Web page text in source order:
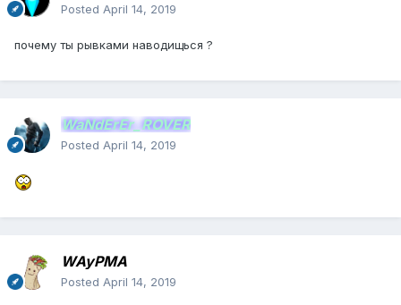
Posted April 14, 2019
почему ты рывками наводищься ?
WaNdErEr_ROVER
Posted April 14, 2019
WAyPMA
Posted April 14, 2019